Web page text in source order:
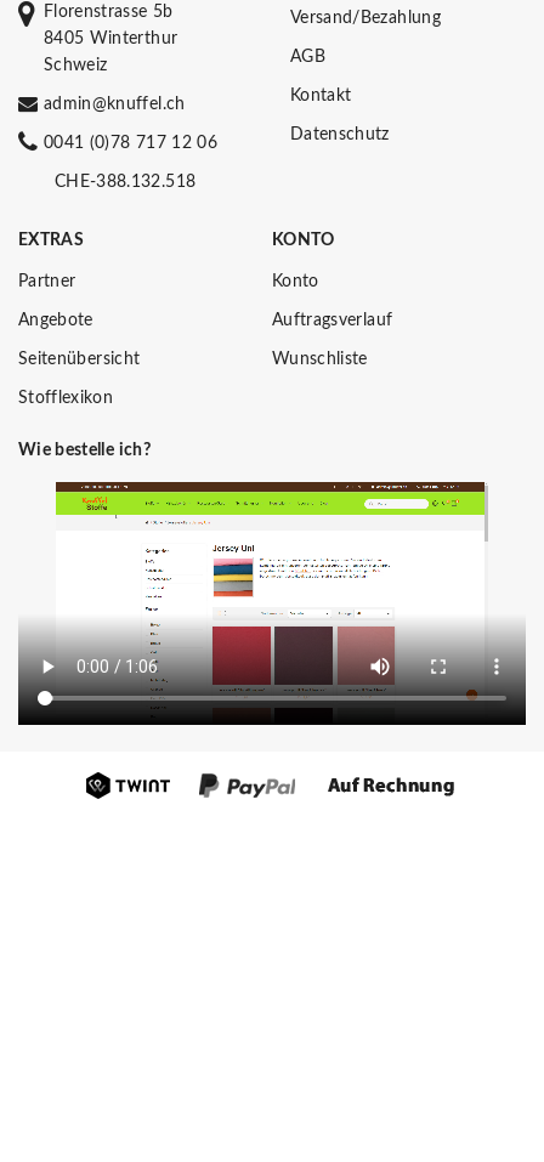
Florenstrasse 5b
8405 Winterthur
Schweiz
admin@knuffel.ch
0041 (0)78 717 12 06
CHE-388.132.518
Versand/Bezahlung
AGB
Kontakt
Datenschutz
EXTRAS
Partner
Angebote
Seitenübersicht
Stofflexikon
KONTO
Konto
Auftragsverlauf
Wunschliste
Wie bestelle ich?